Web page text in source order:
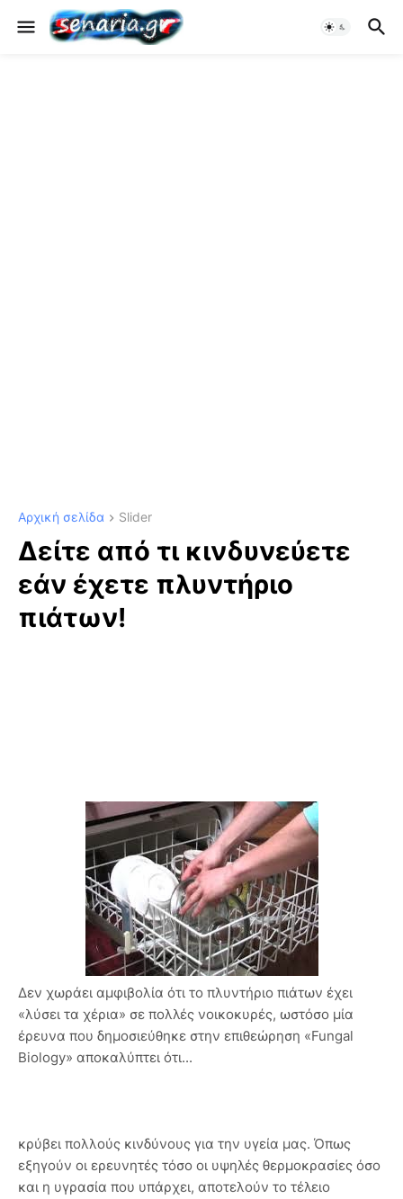
Αρχική σελίδα Slider
Δείτε από τι κινδυνεύετε
εάν έχετε πλυντήριο
πιάτων!
Δεν χωράει αμφιβολία ότι το πλυντήριο πιάτων έχει
«λύσει τα χέρια» σε πολλές νοικοκυρές, ωστόσο μία
έρευνα που δημοσιεύθηκε στην επιθεώρηση «Fungal
Biology» αποκαλύπτει ότι...
κρύβει πολλούς κινδύνους για την υγεία μας. Όπως
εξηγούν οι ερευνητές τόσο οι υψηλές θερμοκρασίες όσο
και η υγρασία που υπάρχει, αποτελούν το τέλειο